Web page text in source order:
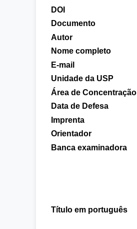
DOI
Documento
Autor
Nome completo
E-mail
Unidade da USP
Área de Concentração
Data de Defesa
Imprenta
Orientador
Banca examinadora
Título em português